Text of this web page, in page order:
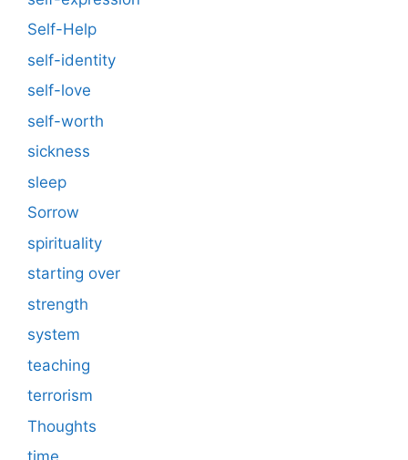
Self-Help
self-identity
self-love
self-worth
sickness
sleep
Sorrow
spirituality
starting over
strength
system
teaching
terrorism
Thoughts